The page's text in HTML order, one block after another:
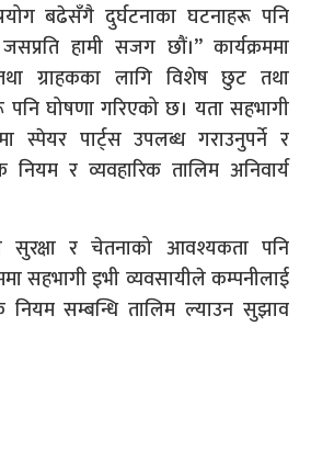
बढेसँगै दुर्घटनाका घटनाहरू पनि
हामी सजग छौं।” कार्यक्रममा
ग्राहकका लागि विशेष छुट तथा
घोषणा गरिएको छ। यता सहभागी
स्पेयर पार्ट्स उपलब्ध गराउनुपर्ने र
र व्यवहारिक तालिम अनिवार्य
सुरक्षा र चेतनाको आवश्यकता पनि
सहभागी इभी व्यवसायीले कम्पनीलाई
नियम सम्बन्धि तालिम ल्याउन सुझाव